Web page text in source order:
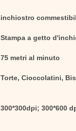
inchiostro
Stampa a getto
75 metri al minuto
Torte, Cioccolatini,
300*300dpi; 300*600